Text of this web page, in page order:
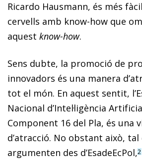
Ricardo Hausmann, és més
cervells amb know-how que
aquest know-how.
Sens dubte, la promoció de
innovadors és una manera
tot el món. En aquest sentit,
Nacional d’Intel·ligència
Component 16 del Pla, és una
d’atracció. No obstant això, tal
argumenten des d’EsadeEcPol,2